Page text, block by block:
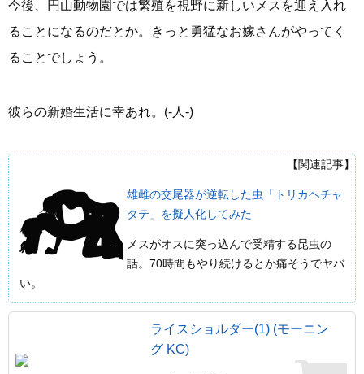
今後、円山動物園では繁殖を視野に新しいメスを迎え入れ
ることになるのだとか。きっと勇猛なお嫁さんがやってく
ることでしょう。
彼らの新婚生活に幸あれ。(-人-)
【関連記事】
雄雌の交尾器が逆転した虫「トリカヘチャ
タテ」を擬人化してみた
メスがオスに突っ込んで受精する昆虫の
話。70時間もやり続けるとか痛そうでヤバ
い。
ライスショルダー(1) (モーニン
グ KC)